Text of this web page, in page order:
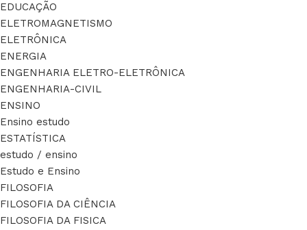
EDUCAÇÃO
ELETROMAGNETISMO
ELETRÔNICA
ENERGIA
ENGENHARIA ELETRO-ELETRÔNICA
ENGENHARIA-CIVIL
ENSINO
Ensino estudo
ESTATÍSTICA
estudo / ensino
Estudo e Ensino
FILOSOFIA
FILOSOFIA DA CIÊNCIA
FILOSOFIA DA FISICA